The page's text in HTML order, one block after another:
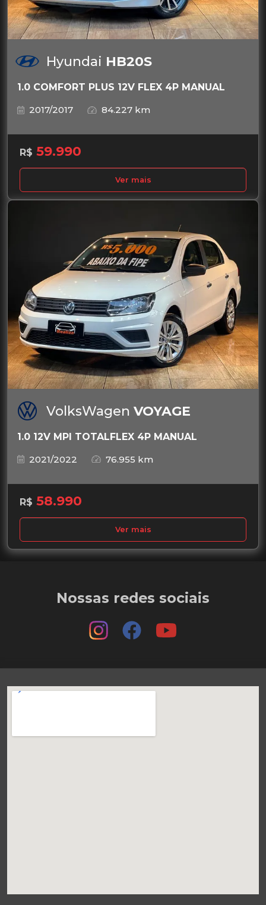
Hyundai HB20S
1.0 COMFORT PLUS 12V FLEX 4P MANUAL
2017/2017
84.227 km
R$ 59.990
Ver mais
VolksWagen VOYAGE
1.0 12V MPI TOTALFLEX 4P MANUAL
2021/2022
76.955 km
R$ 58.990
Ver mais
Nossas redes sociais